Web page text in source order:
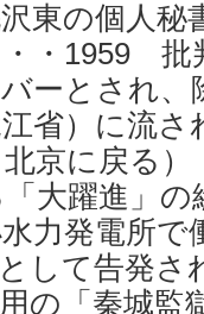
東の個人秘
・1959 批
ーとされ、
省）に流さ
京に戻る）
大躍進」の
力発電所で
して告発
の「秦城監